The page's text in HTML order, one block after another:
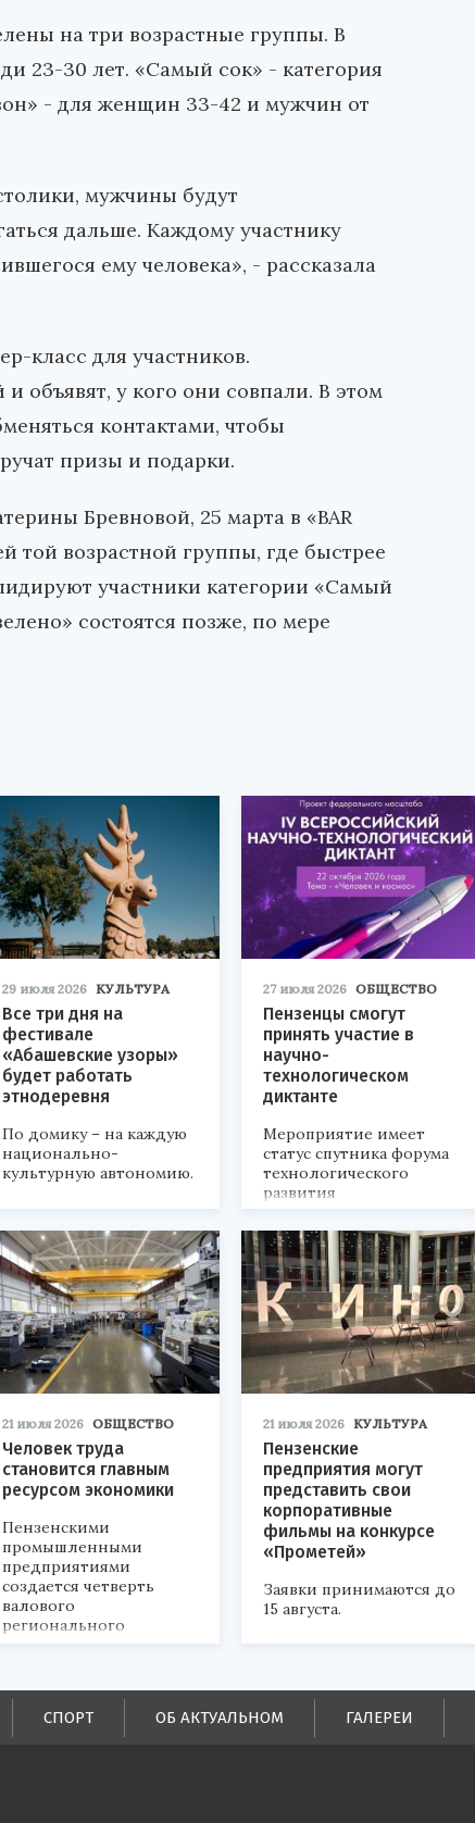
на три возрастные группы. В
23-30 лет. «Самый сок» - категория
- для женщин 33-42 и мужчин от
мужчины будут
дальше. Каждому участнику
ему человека», - рассказала
класс для участников.
объявят, у кого они совпали. В этом
контактами, чтобы
призы и подарки.
Бревновой, 25 марта в «BAR
той возрастной группы, где быстрее
участники категории «Самый
состоятся позже, по мере
29 июля 2026 КУЛЬТУРА
Все три дня на
фестивале
«Абашевские узоры»
будет работать
этнодеревня
По домику – на каждую
национально-
культурную автономию.
27 июля 2026 ОБЩЕСТВО
Пензенцы смогут
принять участие в
научно-
технологическом
диктанте
Мероприятие имеет
статус спутника форума
технологического
развития
«Технопром-2026».
21 июля 2026 ОБЩЕСТВО
Человек труда
становится главным
ресурсом экономики
Пензенскими
промышленными
предприятиями
создается четверть
валового
регионального
продукта и
поступлений в
бюджеты всех уровней.
21 июля 2026 КУЛЬТУРА
Пензенские
предприятия могут
представить свои
корпоративные
фильмы на конкурсе
«Прометей»
Заявки принимаются до
15 августа.
СПОРТ ОБ АКТУАЛЬНОМ ГАЛЕРЕИ